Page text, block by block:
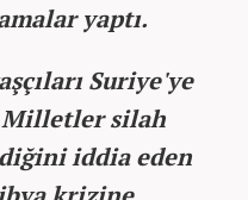
yaptı.
Suriye'ye
Milletler silah
iddia eden